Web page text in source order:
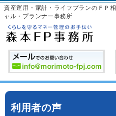
資産運用・家計・ライフプランのＦＰ
ャル・プランナー事務所
利用者の声